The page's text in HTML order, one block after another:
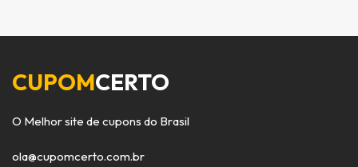
CUPOMCERTO
O Melhor site de cupons do Brasil
ola@cupomcerto.com.br